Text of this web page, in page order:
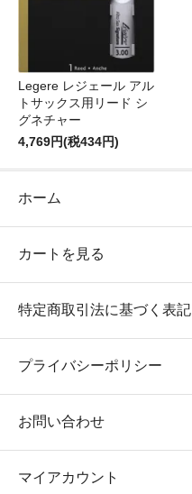
Legere レジェール アル
トサックス用リード シ
グネチャー
4,769円(税434円)
ホーム
カートを見る
特定商取引法に基づく表記
プライバシーポリシー
お問い合わせ
マイアカウント